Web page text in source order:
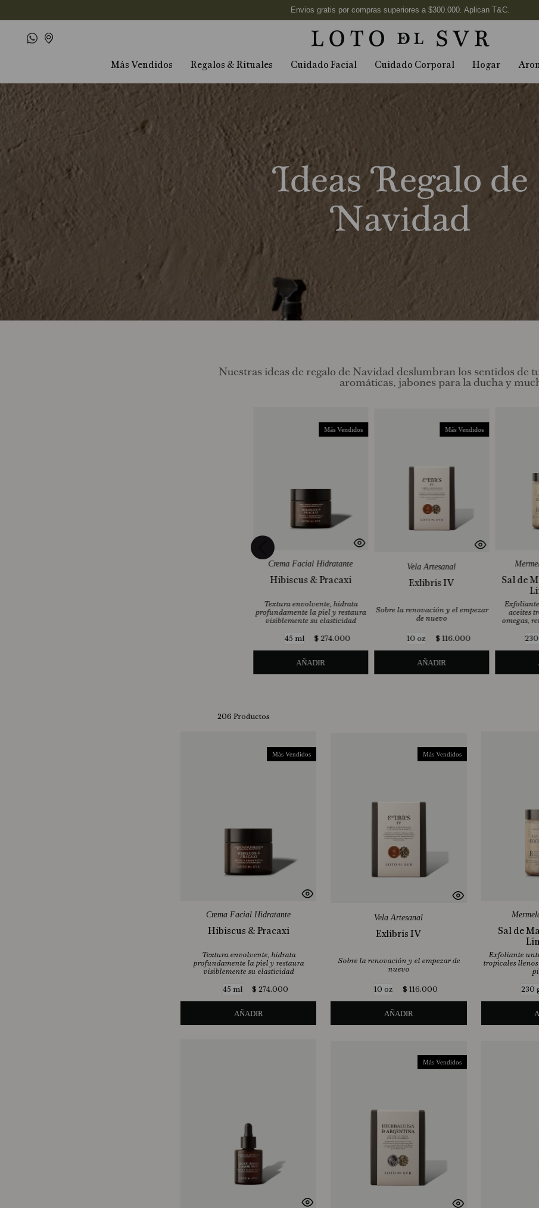
Más Vendidos Regalos & Rituales Cuidado Facial Cuidado Corporal Hogar
Ideas Regalo de
Navidad
Nuestras ideas de regalo de Navidaddeslumbran los sentidos de
aromáticas, jabones para la ducha y
Más Vendidos
Crema Facial Hidratante
Hibiscus & Pracaxi
Textura envolvente, hidrata
profundamente la piel y restaura
visiblemente su elasticidad
45 ml
$274.000
AÑADIR
Más Vendidos
Vela Artesanal
Exlibris IV
Sobre la renovación y el empezar
de nuevo
10 oz $116.000
AÑADIR
Sal de
aceites
omegas,
206Productos
Más Vendidos
Crema Facial Hidratante
Hibiscus & Pracaxi
Textura envolvente, hidrata
profundamente la piel y restaura
visiblemente su elasticidad
45 ml
$ 274.000
AÑADIR
Más Vendidos
Vela Artesanal
Exlibris IV
Sobre la renovación y el empezar de
nuevo
10 oz $ 116.000
AÑADIR
Sal de
Exfoliante
tropicales
230
Más Vendidos